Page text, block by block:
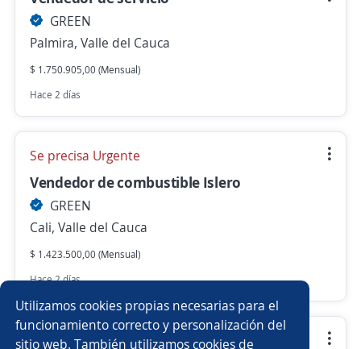
Utilizamos cookies propias necesarias para el
funcionamiento correcto y personalización del
sitio web. También utilizamos cookies de
GREEN
Palmira, Valle del Cauca
$ 1.750.905,00 (Mensual)
Hace 2 días
Se precisa Urgente
Vendedor de combustible Islero
GREEN
Cali, Valle del Cauca
$ 1.423.500,00 (Mensual)
Hace 2 días
Gerente en entrenamiento